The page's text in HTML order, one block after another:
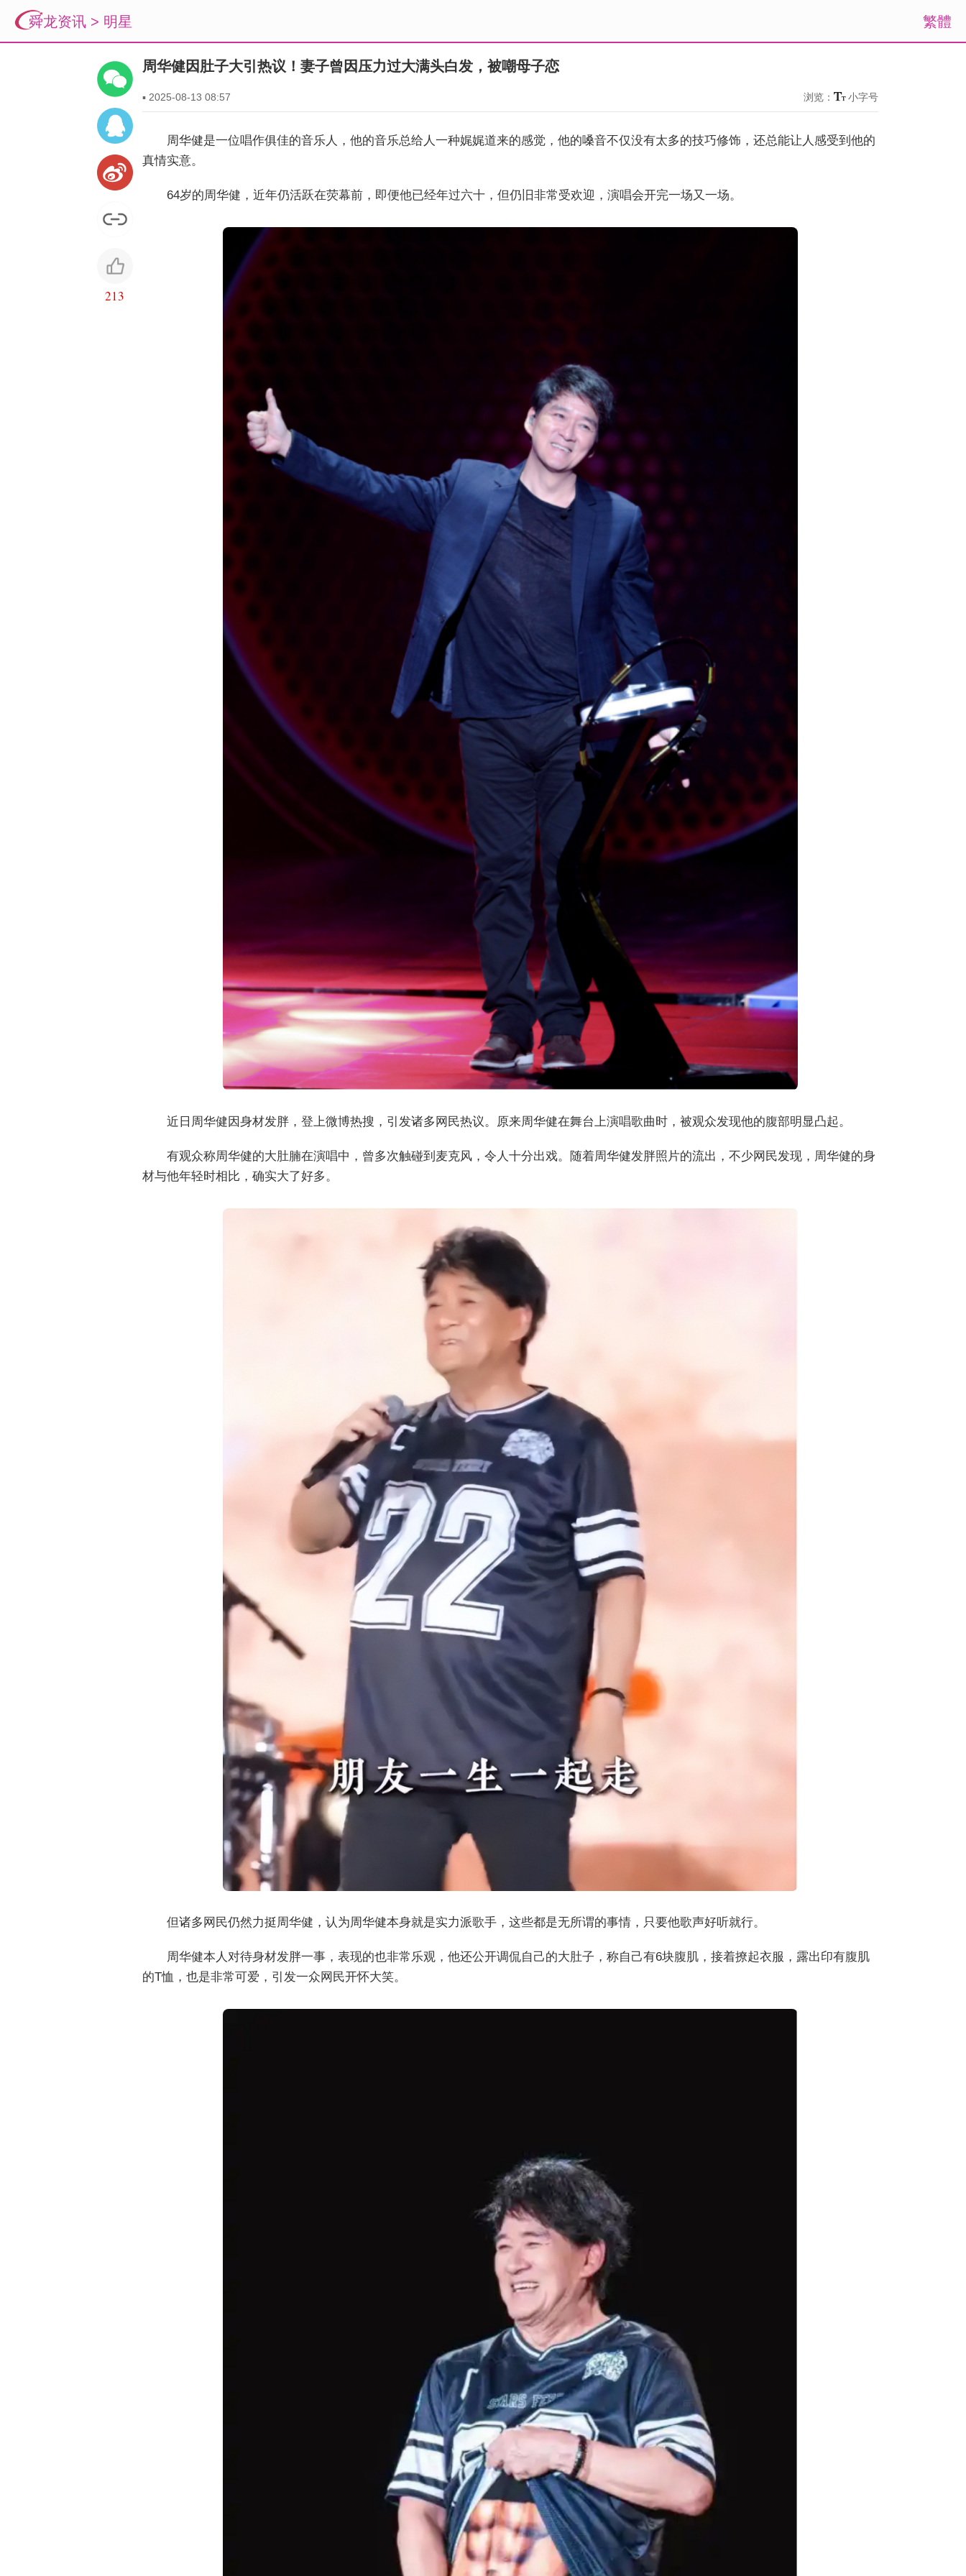
繁體
舜龙资讯 > 明星
213
周华健因肚子大引热议！妻子曾因压力过大满头白发，被嘲母子恋
▪ 2025-08-13 08:57 浏览： 小字号
周华健是一位唱作俱佳的音乐人，他的音乐总给人一种娓娓道来的感觉，他的嗓音不仅没有太多的技巧修饰，还总能让人感受到他的
真情实意。
64岁的周华健，近年仍活跃在荧幕前，即便他已经年过六十，但仍旧非常受欢迎，演唱会开完一场又一场。
近日周华健因身材发胖，登上微博热搜，引发诸多网民热议。原来周华健在舞台上演唱歌曲时，被观众发现他的腹部明显凸起。
有观众称周华健的大肚腩在演唱中，曾多次触碰到麦克风，令人十分出戏。随着周华健发胖照片的流出，不少网民发现，周华健的身
材与他年轻时相比，确实大了好多。
但诸多网民仍然力挺周华健，认为周华健本身就是实力派歌手，这些都是无所谓的事情，只要他歌声好听就行。
周华健本人对待身材发胖一事，表现的也非常乐观，他还公开调侃自己的大肚子，称自己有6块腹肌，接着撩起衣服，露出印有腹肌
的T恤，也是非常可爱，引发一众网民开怀大笑。